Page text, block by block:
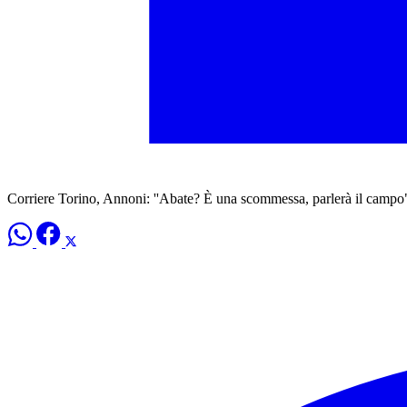
Corriere Torino, Annoni: ''Abate? È una scommessa, parlerà il